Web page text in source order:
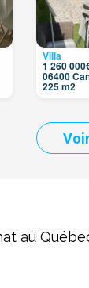
Villa
1 260
06400
225 m2
au